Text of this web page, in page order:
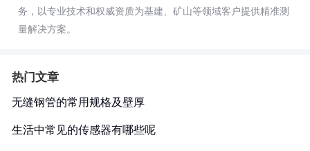
务，以专业技术和权威资质为基建、矿山等领域客户提供精准测
量解决方案。
热门文章
无缝钢管的常用规格及壁厚
生活中常见的传感器有哪些呢